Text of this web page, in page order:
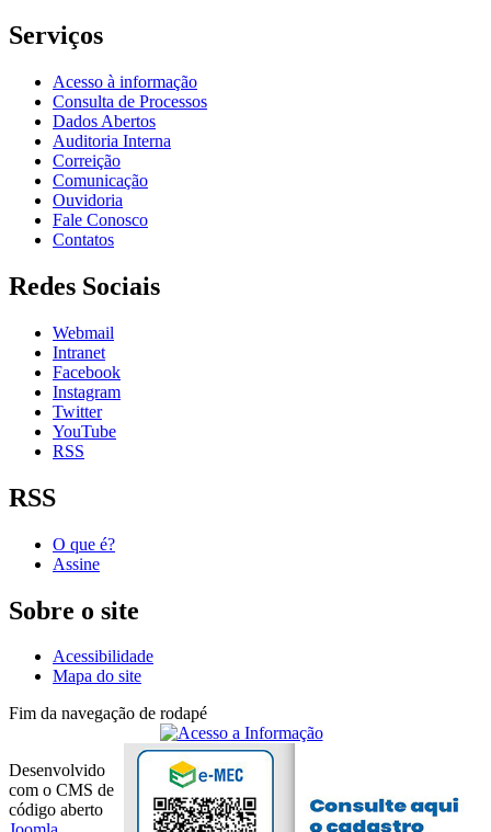
Serviços
Acesso à informação
Consulta de Processos
Dados Abertos
Auditoria Interna
Correição
Comunicação
Ouvidoria
Fale Conosco
Contatos
Redes Sociais
Webmail
Intranet
Facebook
Instagram
Twitter
YouTube
RSS
RSS
O que é?
Assine
Sobre o site
Acessibilidade
Mapa do site
Fim da navegação de rodapé
Desenvolvido
com o CMS de
código aberto